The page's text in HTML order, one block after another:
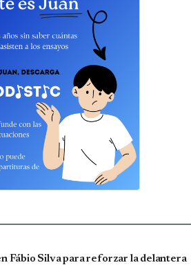
Fábio Silva para reforzar la delantera